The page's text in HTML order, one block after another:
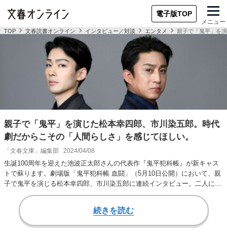
電子版TOP
メニュー
TOP 文春読書オンライン インタビュー／対談 エンタメ 親子で「鬼平」を
親子で「鬼平」を演じた松本幸四郎、市川染五郎。時代
劇だからこその「人間らしさ」を感じてほしい。
「文春文庫」編集部 2024/04/08
生誕100周年を迎えた池波正太郎さんの代表作『鬼平犯科帳』が新キャス
トで蘇ります。劇場版「鬼平犯科帳 血闘」（5月10日公開）において、親
子で鬼平を演じる松本幸四郎、市川染五郎に連続インタビュー。二人に時
代劇、エン…
続きを読む